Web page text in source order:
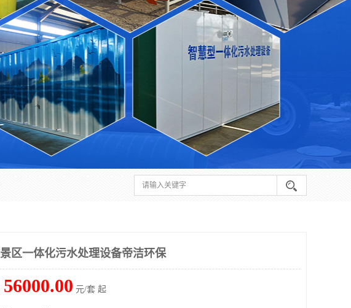
区一体化污水处理设备帝洁环保
56000.00 元/套 起